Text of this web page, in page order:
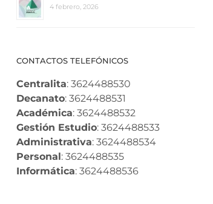
4 febrero, 2026
CONTACTOS TELEFÓNICOS
Centralita: 3624488530
Decanato: 3624488531
Académica: 3624488532
Gestión Estudio: 3624488533
Administrativa: 3624488534
Personal: 3624488535
Informática: 3624488536